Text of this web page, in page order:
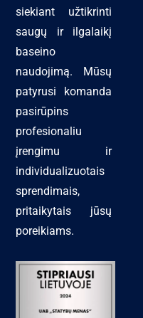
siekiant užtikrinti
saugų ir ilgalaikį
baseino
naudojimą. Mūsų
patyrusi komanda
pasirūpins
profesionaliu
įrengimu ir
individualizuotais
sprendimais,
pritaikytais jūsų
poreikiams.